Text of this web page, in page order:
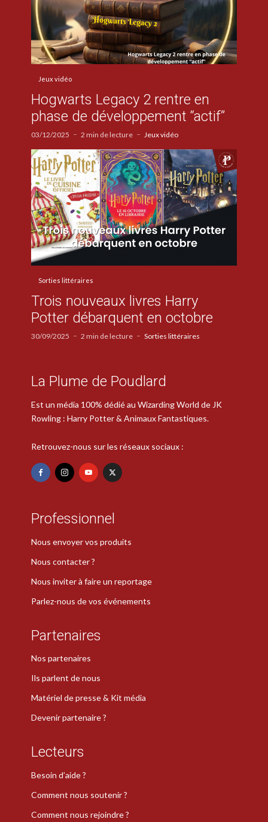
Jeux vidéo
Hogwarts Legacy 2 rentre en
phase de développement “actif”
03/12/2025 2 min de lecture Jeux vidéo
Sorties littéraires
Trois nouveaux livres Harry
Potter débarquent en octobre
30/09/2025 2 min de lecture Sorties littéraires
La Plume de Poudlard
Est un média 100% dédié au Wizarding World de JK
Rowling : Harry Potter & Animaux Fantastiques.
Retrouvez-nous sur les réseaux sociaux :
Professionnel
Nous envoyer vos produits
Nous contacter ?
Nous inviter à faire un reportage
Parlez-nous de vos événements
Partenaires
Nos partenaires
Ils parlent de nous
Matériel de presse & Kit média
Devenir partenaire ?
Lecteurs
Besoin d’aide ?
Comment nous soutenir ?
Comment nous rejoindre ?